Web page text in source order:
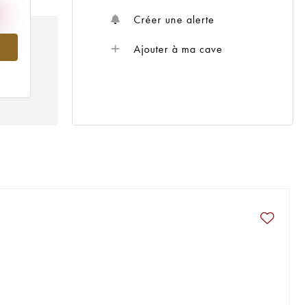
Créer une alerte
Ajouter à ma cave